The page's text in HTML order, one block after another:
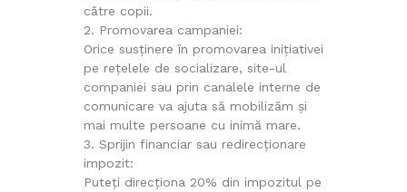
către copii.
2. Promovarea campaniei:
Orice susținere în promovarea inițiativei
pe rețelele de socializare, site-ul
companiei sau prin canalele interne de
comunicare va ajuta să mobilizăm și
mai multe persoane cu inimă mare.
3. Sprijin financiar sau redirecționare
impozit:
Puteți direcționa 20% din impozitul pe